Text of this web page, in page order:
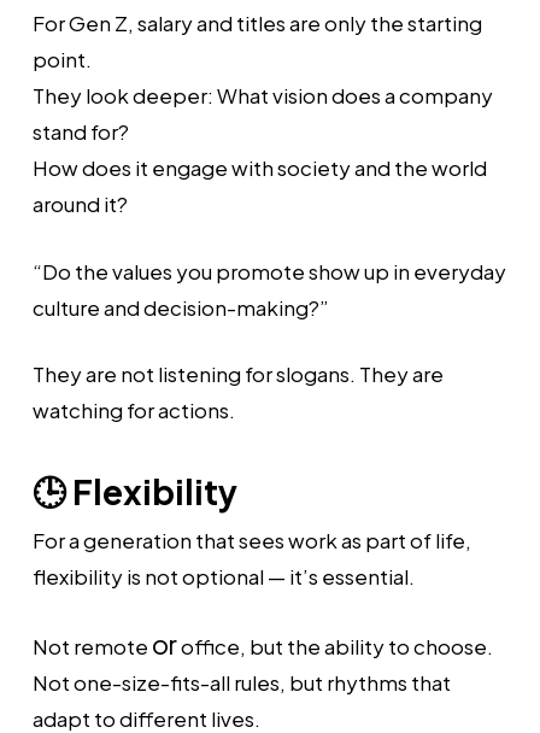
For Gen Z, salary and titles are only the starting
point.
They look deeper: What vision does a company
stand for?
How does it engage with society and the world
around it?
“Do the values you promote show up in everyday
culture and decision-making?”
They are not listening for slogans. They are
watching for actions.
🕒 Flexibility
For a generation that sees work as part of life,
flexibility is not optional — it’s essential.
Not remote oroffice, but the ability to choose.
Not one-size-fits-all rules, but rhythms that
adapt to different lives.